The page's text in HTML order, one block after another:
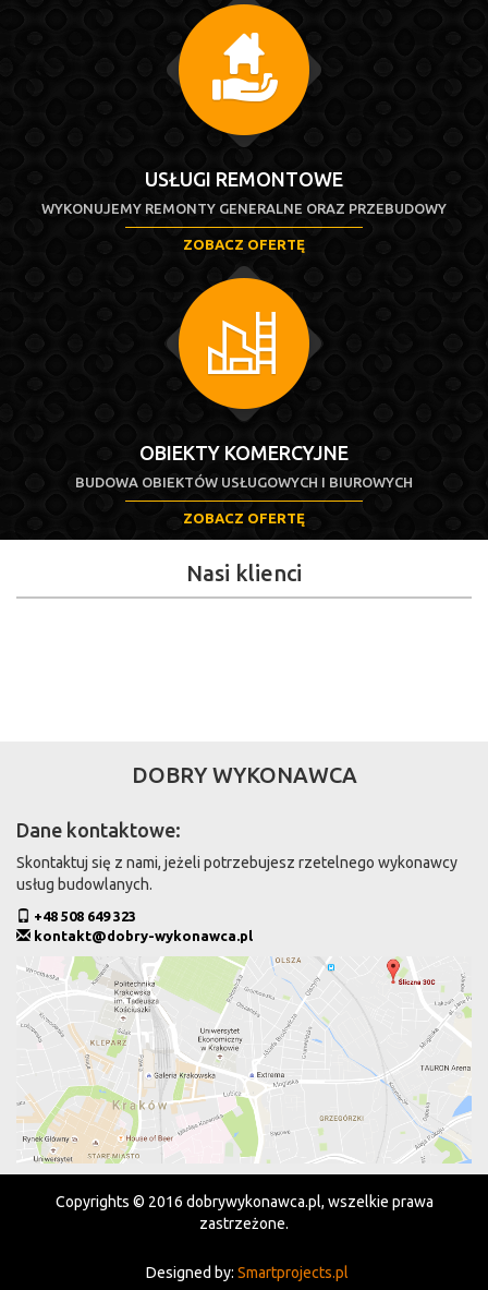
USŁUGI REMONTOWE
WYKONUJEMY REMONTY GENERALNE ORAZ PRZEBUDOWY
ZOBACZ OFERTĘ
OBIEKTY KOMERCYJNE
BUDOWA OBIEKTÓW USŁUGOWYCH I BIUROWYCH
ZOBACZ OFERTĘ
Nasi klienci
DOBRY WYKONAWCA
Dane kontaktowe:
Skontaktuj się z nami, jeżeli potrzebujesz rzetelnego wykonawcy
usług budowlanych.
+48 508 649 323
kontakt@dobry-wykonawca.pl
Copyrights © 2016 dobrywykonawca.pl, wszelkie prawa
zastrzeżone.
Designed by: Smartprojects.pl